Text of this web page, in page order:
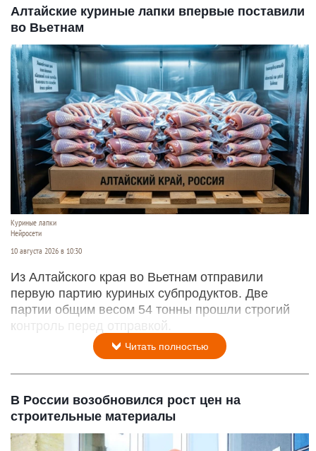
Алтайские куриные лапки впервые поставили
во Вьетнам
Куриные лапки
Нейросети
10 августа 2026 в 10:30
Из Алтайского края во Вьетнам отправили
первую партию куриных субпродуктов. Две
партии общим весом 54 тонны прошли строгий
контроль перед отправкой.
Читать полностью
В России возобновился рост цен на
строительные материалы